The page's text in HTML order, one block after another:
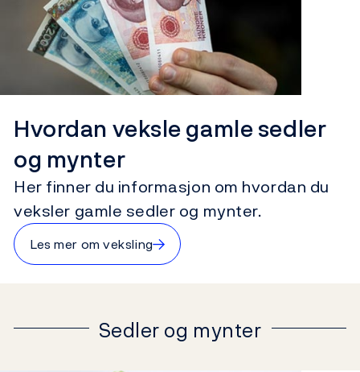
Hvordan veksle gamle sedler
og mynter
Her finner du informasjon om hvordan du
veksler gamle sedler og mynter.
Les mer om veksling→
Sedler og mynter